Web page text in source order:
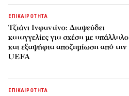
ΕΠΙΚΑΙΡΟΤΗΤΑ
Τζιάνι Ινφαντίνο: Διαψεύδει
καταγγελίες για σχέση με υπάλληλο
και εξαψήφια αποζημίωση από την
UEFA
ΕΠΙΚΑΙΡΟΤΗΤΑ